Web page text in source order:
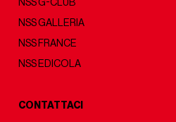
NSS G-CLUB
NSS GALLERIA
NSS FRANCE
NSS EDICOLA
CONTATTACI